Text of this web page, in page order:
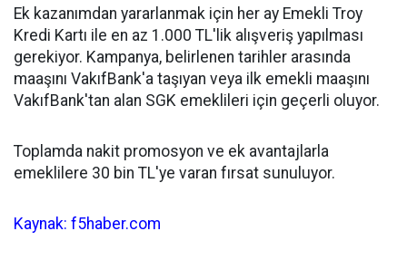
Ek kazanımdan yararlanmak için her ay Emekli Troy
Kredi Kartı ile en az 1.000 TL'lik alışveriş yapılması
gerekiyor. Kampanya, belirlenen tarihler arasında
maaşını VakıfBank'a taşıyan veya ilk emekli maaşını
VakıfBank'tan alan SGK emeklileri için geçerli oluyor.
Toplamda nakit promosyon ve ek avantajlarla
emeklilere 30 bin TL'ye varan fırsat sunuluyor.
Kaynak: f5haber.com